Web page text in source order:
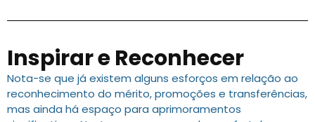
Inspirar e Reconhecer
Nota-se que já existem alguns esforços em relação ao
reconhecimento do mérito, promoções e transferências,
mas ainda há espaço para aprimoramentos